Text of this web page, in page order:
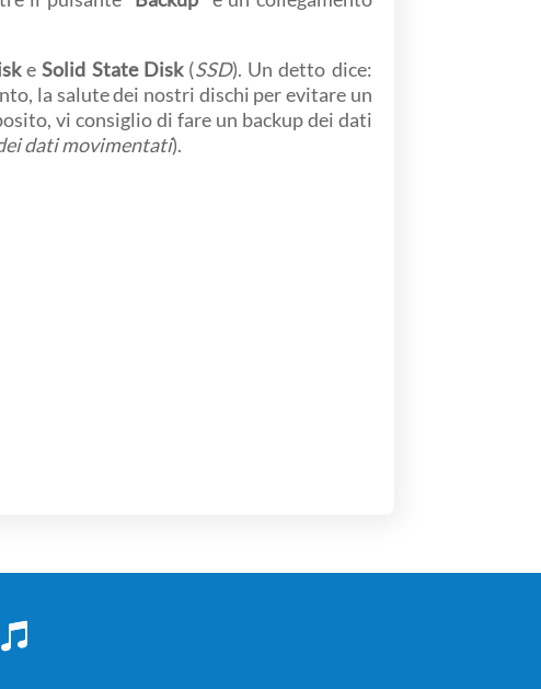
eSolid State Disk(SSD). Un detto dice:
la salute dei nostri dischi per evitare un
vi consiglio di fare un backup dei dati
dati movimentati).